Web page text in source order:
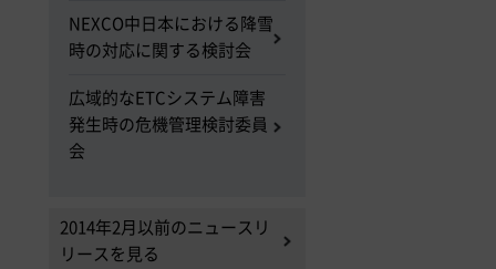
NEXCO中日本における降雪
時の対応に関する検討会
広域的なETCシステム障害
発生時の危機管理検討委員
会
2014年2月以前のニュースリ
リースを見る